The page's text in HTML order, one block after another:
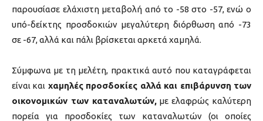
παρουσίασε ελάχιστη μεταβολή από το -58 στο -57, ενώ ο
υπό-δείκτης προσδοκιών μεγαλύτερη διόρθωση από -73
σε -67, αλλά και πάλι βρίσκεται αρκετά χαμηλά.
Σύμφωνα με τη μελέτη, πρακτικά αυτό που καταγράφεται
είναι και χαμηλές προσδοκίες αλλά και επιβάρυνση των
οικονομικών των καταναλωτών,με ελαφρώς καλύτερη
πορεία για προσδοκίες των καταναλωτών (οι οποίες